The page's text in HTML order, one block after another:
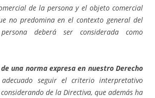
de la persona y el objeto comercial
no predomina en el contexto general del
deberá ser considerada como
una norma expresa en nuestro Derecho
seguir el criterio interpretativo
de la Directiva, que además ha